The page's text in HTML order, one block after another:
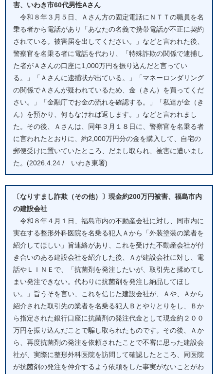
害、いわき市60代男性Aさん
令和８年３月５日、Ａさん方の固定電話にＮＴＴの職員を名
乗る者から電話があり「あなたの名義で携帯電話が不正に契約
されている。被害届を出してください。」などと言われた後、
警察官を名乗る者に電話を代わり、「特殊詐欺の関係で逮捕し
た者がＡさんの口座に1,000万円を振り込んだと言ってい
る。」「Ａさんに逮捕状が出ている。」「マネーロンダリング
の関係でＡさんが疑われているため、金（きん）を買ってくだ
さい。」「金融庁でお金の流れを確認する。」「私達が金（き
ん）を預かり、何もなければ返します。」などと言われまし
た。その後、Ａさんは、同年３月１８日に、警察官を名乗る者
に言われたとおりに、約2,000万円分の金を購入して、自宅の
郵便受けに置いていたところ、だまし取られ、被害に遭いまし
た。(2026.4.24 / いわき東署)
〔なりすまし詐欺（その他）〕現金約200万円被害、福島市内
の建設会社
令和８年４月１日、福島市内の不動産会社に対し、同市内に
実在する整形外科医院を名乗る犯人Ａから「外装塗装の業者を
紹介してほしい」旨連絡があり、これを受けた不動産会社が付
き合いのある建設会社を紹介した後、Ａが建設会社に対し、電
話やＬＩＮＥで、「抗菌剤を発注したいが、取引先と揉めてし
まい発注できない。代わりに抗菌剤を発注し納品してほし
い。」旨うそを言い、これを信じた建設会社が、Ａや、Ａから
紹介された取引先の業者を名乗る犯人Ｂとやりとりをし、Ｂか
ら指定された銀行口座に抗菌剤の発注代金として現金約２００
万円を振り込んだことで騙し取られたものです。その後、Ａか
ら、再度抗菌剤の発注を依頼されたことで不審に思った建設会
社が、実際に整形外科医院を訪問して確認したところ、同医院
が抗菌剤の発注を仲介するよう依頼をした事実がないことがわ